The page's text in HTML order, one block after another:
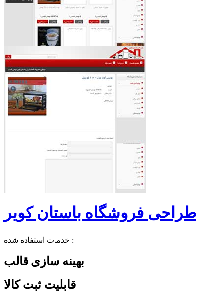
طراحی فروشگاه باستان کویر
خدمات استفاده شده :
بهینه سازی قالب
قابلیت ثبت کالا